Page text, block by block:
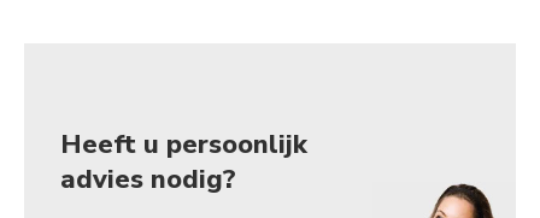
Heeft u persoonlijk
advies nodig?